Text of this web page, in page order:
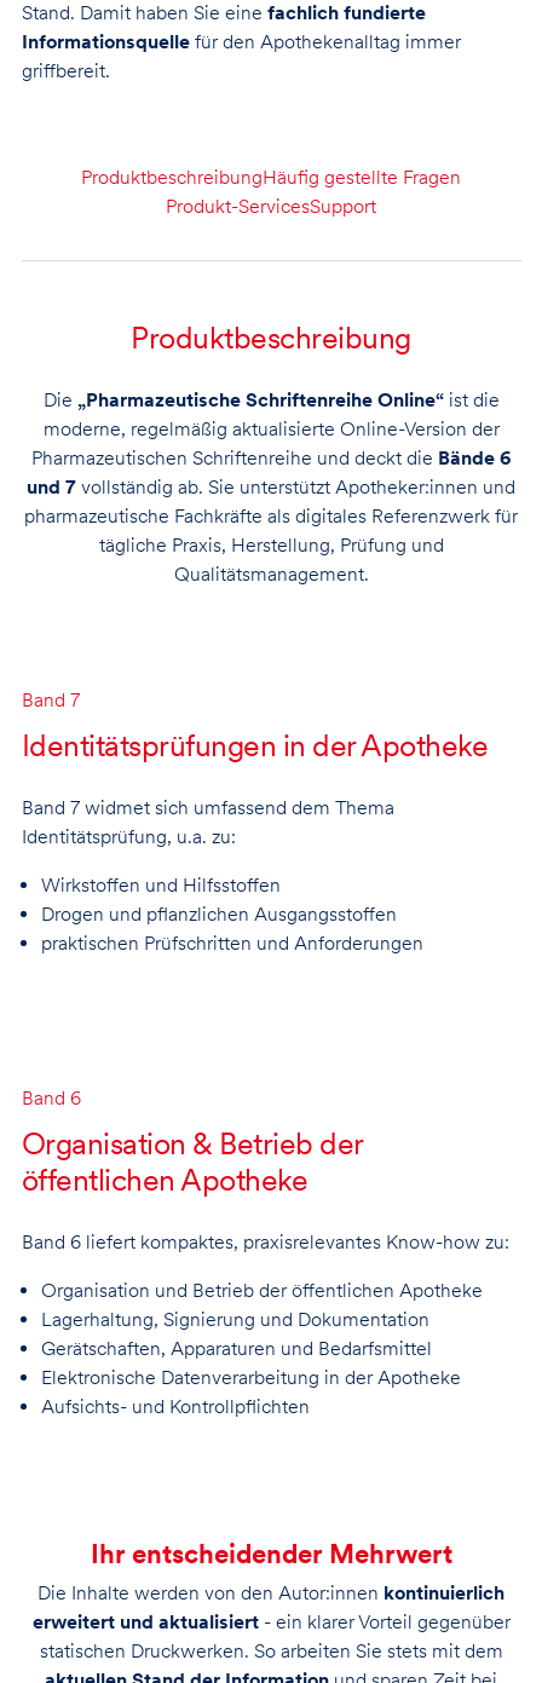
Stand. Damit haben Sie eine fachlich fundierte
Informationsquellefür den Apothekenalltag immer
griffbereit.
ProduktbeschreibungHäufig gestellte Fragen
Produkt-ServicesSupport
Produktbeschreibung
Die „Pharmazeutische Schriftenreihe Online“ist die
moderne, regelmäßig aktualisierte Online-Version der
Pharmazeutischen Schriftenreihe und deckt die Bände 6
und 7 vollständig ab. Sie unterstützt Apotheker:innen und
pharmazeutische Fachkräfte als digitales Referenzwerk für
tägliche Praxis, Herstellung, Prüfung und
Qualitätsmanagement.
Organisation & Betrieb der
öffentlichen Apotheke
Band 6
Band 6 liefert kompaktes, praxisrelevantes Know-how zu:
Organisation und Betrieb der öffentlichen Apotheke
Lagerhaltung, Signierung und Dokumentation
Gerätschaften, Apparaturen und Bedarfsmittel
Elektronische Datenverarbeitung in der Apotheke
Aufsichts- und Kontrollpflichten
Identitätsprüfungen in der Apotheke
Band 7
Band 7 widmet sich umfassend dem Thema
Identitätsprüfung, u.a. zu:
Wirkstoffen und Hilfsstoffen
Drogen und pflanzlichen Ausgangsstoffen
praktischen Prüfschritten und Anforderungen
Ihr entscheidender Mehrwert
Die Inhalte werden von den Autor:innen kontinuierlich
erweitert und aktualisiert- ein klarer Vorteil gegenüber
statischen Druckwerken. So arbeiten Sie stets mit dem